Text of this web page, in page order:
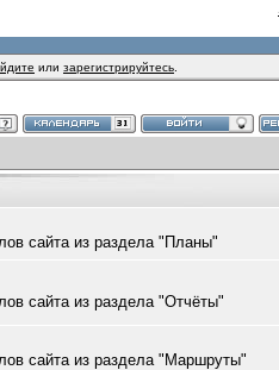
или зарегистрируйтесь
сайта из раздела "Планы"
сайта из раздела "Отчёты"
сайта из раздела "Маршруты"